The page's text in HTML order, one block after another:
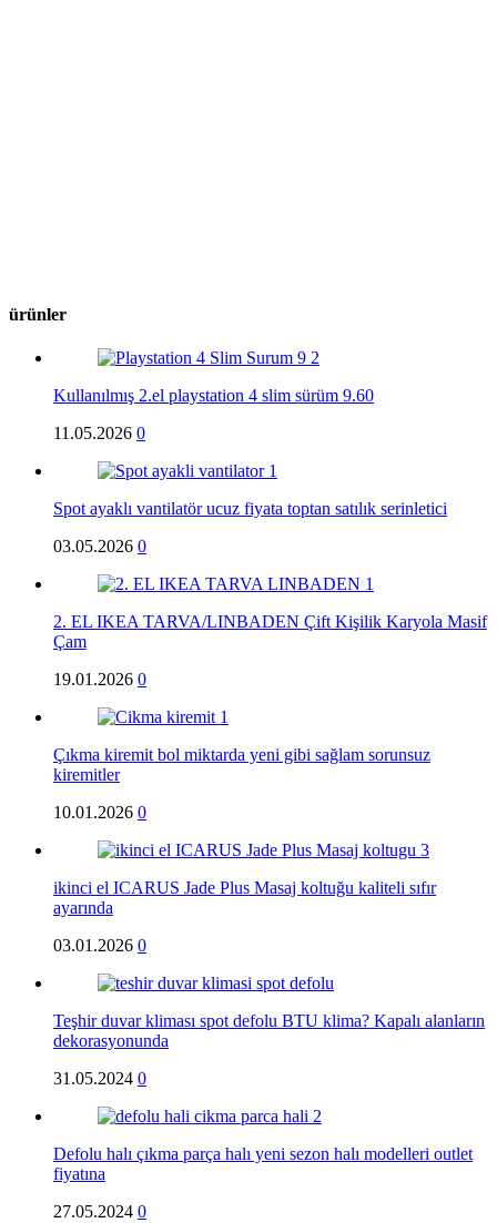
ürünler
Kullanılmış 2.el playstation 4 slim sürüm 9.60
11.05.2026 0
Spot ayaklı vantilatör ucuz fiyata toptan satılık serinletici
03.05.2026 0
2. EL IKEA TARVA/LINBADEN Çift Kişilik Karyola Masif
Çam
19.01.2026 0
Çıkma kiremit bol miktarda yeni gibi sağlam sorunsuz
kiremitler
10.01.2026 0
ikinci el ICARUS Jade Plus Masaj koltuğu kaliteli sıfır
ayarında
03.01.2026 0
Teşhir duvar kliması spot defolu BTU klima? Kapalı alanların
dekorasyonunda
31.05.2024 0
Defolu halı çıkma parça halı yeni sezon halı modelleri outlet
fiyatına
27.05.2024 0